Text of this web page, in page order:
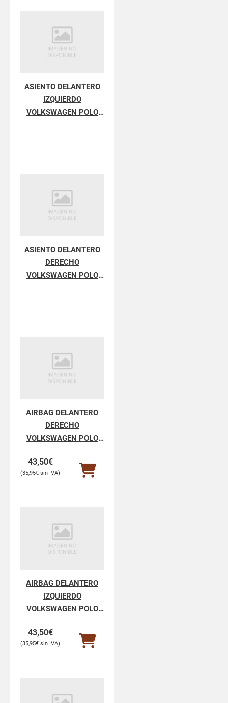
ASIENTO DELANTERO
IZQUIERDO
VOLKSWAGEN POLO
ASIENTO DELANTERO
DERECHO
VOLKSWAGEN POLO
AIRBAG DELANTERO
DERECHO
VOLKSWAGEN POLO
43,50€
35,95€
AIRBAG DELANTERO
IZQUIERDO
VOLKSWAGEN POLO
43,50€
35,95€